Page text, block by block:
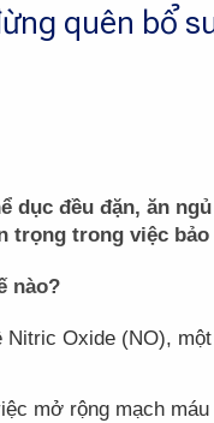
quên bổ
dục đều đặn, ăn
trong việc
nào?
Oxide (NO),
mở rộng mạch